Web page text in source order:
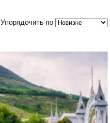
Упорядочить по